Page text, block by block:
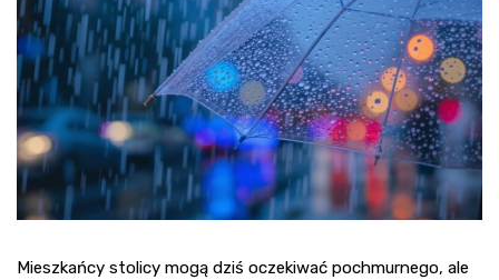
Mieszkańcy stolicy mogą dziś oczekiwać pochmurnego, ale